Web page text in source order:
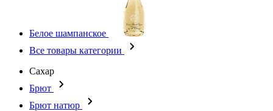
Белое шампанское
Все товары категории
Сахар
Брют
Брют натюр